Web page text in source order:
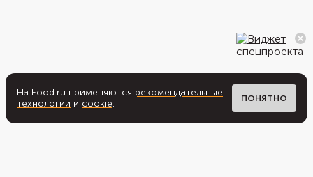
На Food.ru применяются рекомендательные
технологии и cookie. ПОНЯТНО